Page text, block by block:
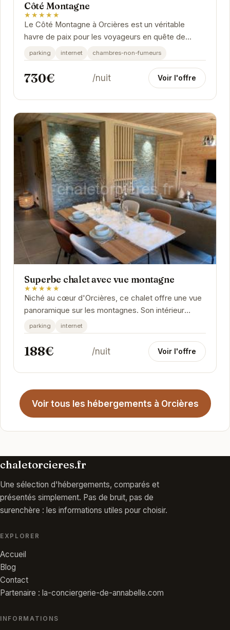
Côté Montagne
★★★★★
Le Côté Montagne à Orcières est un véritable
havre de paix pour les voyageurs en quête de
tranquillité et de nature. Offrant des prestations...
parking internet chambres-non-fumeurs
730€ /nuit Voir l'offre
Superbe chalet avec vue montagne
★★★★★
Niché au cœur d'Orcières, ce chalet offre une vue
panoramique sur les montagnes. Son intérieur
chaleureux et spacieux est parfait pour se...
parking internet
188€ /nuit Voir l'offre
Voir tous les hébergements à Orcières
chaletorcieres.fr
Une sélection d'hébergements, comparés et
présentés simplement. Pas de bruit, pas de
surenchère : les informations utiles pour choisir.
EXPLORER
Accueil
Blog
Contact
Partenaire : la-conciergerie-de-annabelle.com
INFORMATIONS